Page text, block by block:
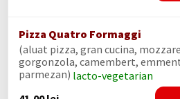
Pizza Quatro Formaggi
(aluat pizza, gran cucina,
gorgonzola, camembert,
parmezan) lacto-vegetarian